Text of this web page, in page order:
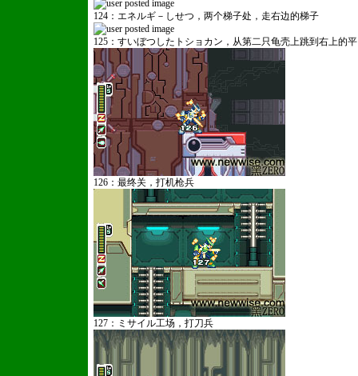
124：エネルギ－しせつ，两个梯子处，走右边的梯子
125：すいぼつしたトショカン，从第二只龟壳上跳到右上的
126：最终关，打机枪兵
127：ミサイル工场，打刀兵